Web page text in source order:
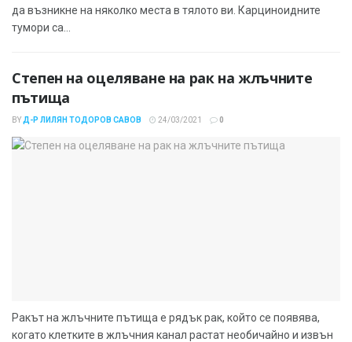
да възникне на няколко места в тялото ви. Карциноидните
тумори са...
Степен на оцеляване на рак на жлъчните
пътища
BY Д-Р ЛИЛЯН ТОДОРОВ САВОВ 24/03/2021 0
Ракът на жлъчните пътища е рядък рак, който се появява,
когато клетките в жлъчния канал растат необичайно и извън